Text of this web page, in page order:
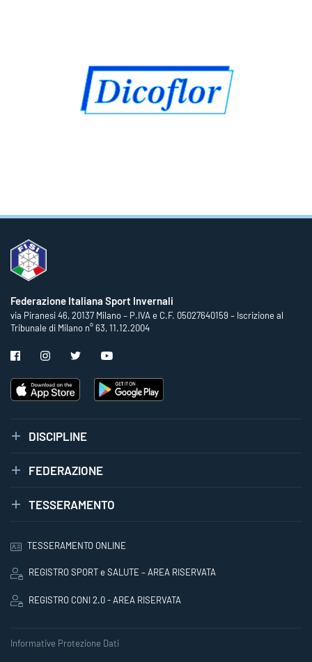
Federazione Italiana Sport Invernali
via Piranesi 46, 20137 Milano – P.IVA e C.F. 05027640159 – Iscrizione al
Tribunale di Milano n° 63, 11.12.2004
DISCIPLINE
FEDERAZIONE
TESSERAMENTO
TESSERAMENTO ONLINE
REGISTRO SPORT e SALUTE – AREA RISERVATA
REGISTRO CONI 2.0 - AREA RISERVATA
Informative Protezione Dati